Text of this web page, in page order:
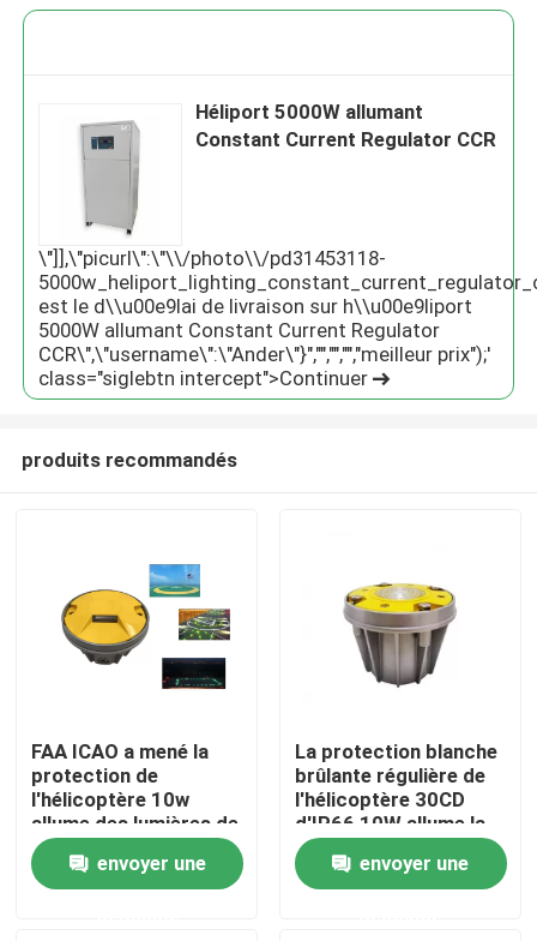
Produits
Visite d'usine
Contrôle de qualité
Héliport 5000W allumant
Constant Current Regulator CCR
\"]],\"picurl\":\"\\/photo\\/pd31453118-
est le d\\u00e9lai de livraison sur h\\u00e9liport
5000W allumant Constant Current Regulator
CCR\",\"username\":\"Ander\"}","","","","meilleur prix");'
class="siglebtn intercept">Continuer
produits recommandés
FAA ICAO a mené la
protection de
l'hélicoptère 10w
allume des lumières de
ligne centrale de piste
de piste de roulement
envoyer une
La protection blanche
brûlante régulière de
l'hélicoptère 30CD
d'IP66 10W allume la
lumière de conseils
envoyer une